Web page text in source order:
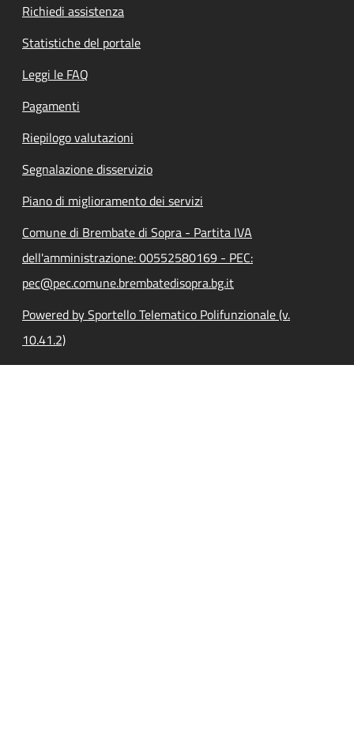
Richiedi assistenza
Statistiche del portale
Leggi le FAQ
Pagamenti
Riepilogo valutazioni
Segnalazione disservizio
Piano di miglioramento dei servizi
Comune di Brembate di Sopra - Partita IVA
dell'amministrazione: 00552580169 - PEC:
pec@pec.comune.brembatedisopra.bg.it
Powered by Sportello Telematico Polifunzionale (v.
10.41.2)